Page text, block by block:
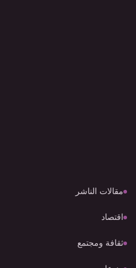
مقالات الناشر
اقتصاد
ثقافة ومجتمع